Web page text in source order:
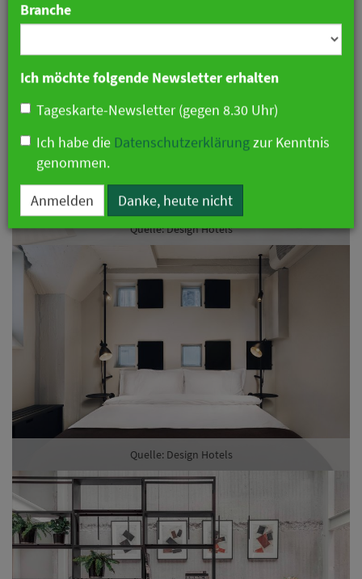
Quelle: Design Hotels
Quelle: Design Hotels
Branche
Ich möchte folgende Newsletter erhalten
Tageskarte-Newsletter (gegen 8.30 Uhr)
Ich habe die Datenschutzerklärungzur Kenntnis
genommen.
Anmelden Danke, heute nicht